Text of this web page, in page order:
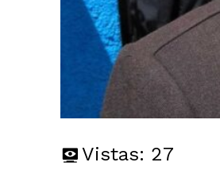
Vistas: 27